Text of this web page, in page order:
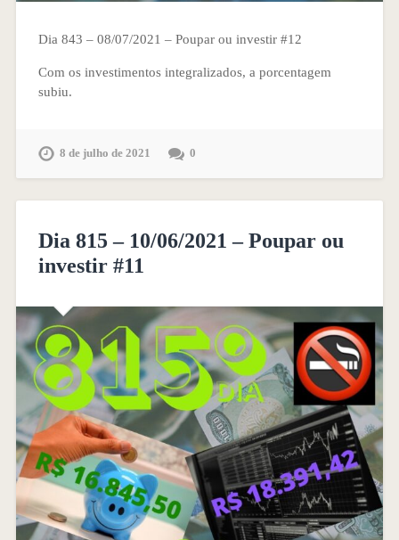
Dia 843 – 08/07/2021 – Poupar ou investir #12
Com os investimentos integralizados, a porcentagem
subiu.
8 de julho de 2021 0
Dia 815 – 10/06/2021 – Poupar ou
investir #11